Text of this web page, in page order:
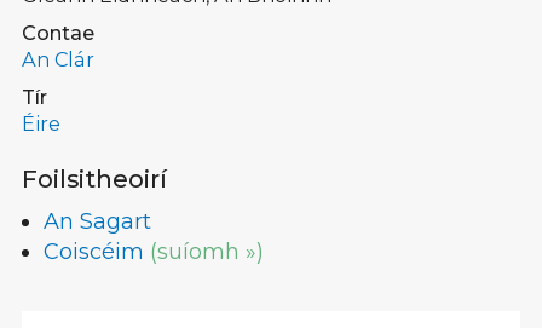
Contae
An Clár
Tír
Éire
Foilsitheoirí
An Sagart
Coiscéim (suíomh »)